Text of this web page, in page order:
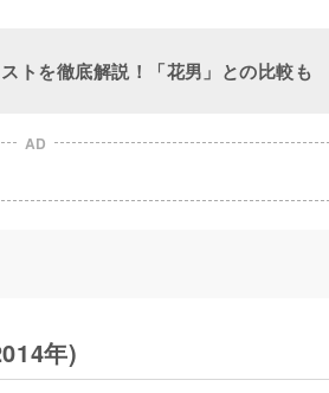
トを徹底解説！「花男」との比較も
AD
年)